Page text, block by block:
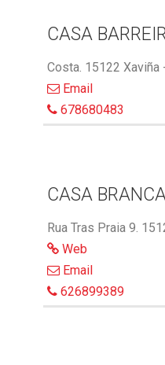
CASA
Costa. 15122 Xaviña
Email
678680483
CASA
Rua Tras Praia 9.
Web
Email
626899389